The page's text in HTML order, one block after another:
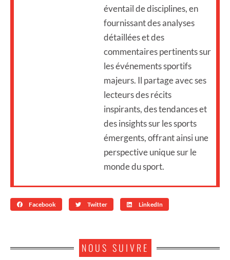
éventail de disciplines, en
fournissant des analyses
détaillées et des
commentaires pertinents sur
les événements sportifs
majeurs. Il partage avec ses
lecteurs des récits
inspirants, des tendances et
des insights sur les sports
émergents, offrant ainsi une
perspective unique sur le
monde du sport.
Facebook Twitter LinkedIn
NOUS SUIVRE